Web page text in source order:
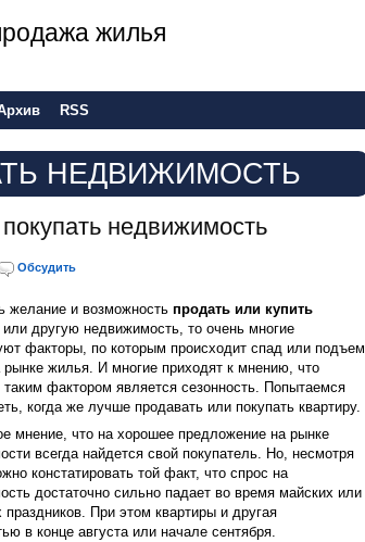
жилья
RSS
НЕДВИЖИМОСТЬ
недвижимость
Обсудить
желание и возможность продать или купить
или другую недвижимость, то очень многие
факторы, по которым происходит спад или подъем
рынке жилья. И многие приходят к мнению, что
фактором является сезонность. Попытаемся
когда же лучше продавать или покупать квартиру.
мнение, что на хорошее предложение на рынке
всегда найдется свой покупатель. Но, несмотря
констатировать той факт, что спрос на
достаточно сильно падает во время майских или
праздников. При этом квартиры и другая
в конце августа или начале сентября.